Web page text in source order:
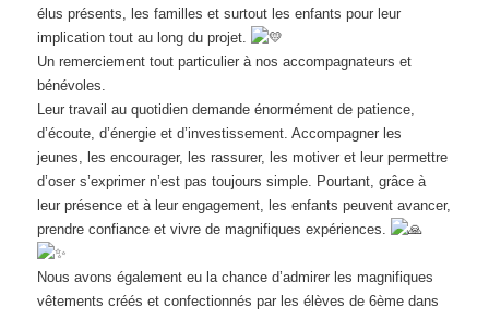
élus présents, les familles et surtout les enfants pour leur
implication tout au long du projet.
Un remerciement tout particulier à nos accompagnateurs et
bénévoles.
Leur travail au quotidien demande énormément de patience,
d’écoute, d’énergie et d’investissement. Accompagner les
jeunes, les encourager, les rassurer, les motiver et leur permettre
d’oser s’exprimer n’est pas toujours simple. Pourtant, grâce à
leur présence et à leur engagement, les enfants peuvent avancer,
prendre confiance et vivre de magnifiques expériences.
Nous avons également eu la chance d’admirer les magnifiques
vêtements créés et confectionnés par les élèves de 6ème dans